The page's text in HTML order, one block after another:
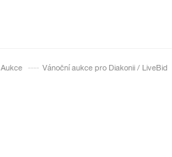
Aukce Vánoční aukce pro Diakonii / LiveBid